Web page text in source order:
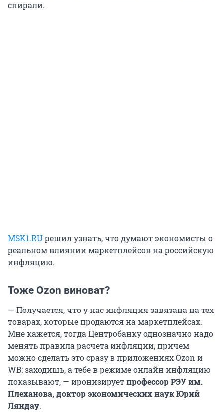
спирали.
MSK1.RUрешил узнать, что думают экономисты о
реальном влиянии маркетплейсов на российскую
инфляцию.
Тоже Ozon виноват?
— Получается, что у нас инфляция завязана на тех
товарах, которые продаются на маркетплейсах.
Мне кажется, тогда Центробанку однозначно надо
менять правила расчета инфляции, причем
можно сделать это сразу в приложениях Ozon и
WB: заходишь, а тебе в режиме онлайн инфляцию
показывают, — иронизируетпрофессор РЭУ им.
Плеханова, доктор экономических наук Юрий
Ляндау.